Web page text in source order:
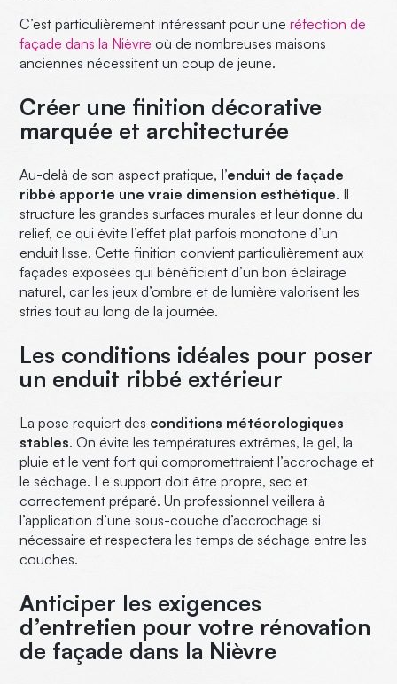
C’est particulièrement intéressant pour uneréfection de
façade dans la Nièvre où de nombreuses maisons
anciennes nécessitent un coup de jeune.
Créer une finition décorative
marquée et architecturée
Au-delà de son aspect pratique, l’enduit de façade
ribbé apporte une vraie dimension esthétique. Il
structure les grandes surfaces murales et leur donne du
relief, ce qui évite l’effet plat parfois monotone d’un
enduit lisse. Cette finition convient particulièrement aux
façades exposées qui bénéficient d’un bon éclairage
naturel, car les jeux d’ombre et de lumière valorisent les
stries tout au long de la journée.
Les conditions idéales pour poser
un enduit ribbé extérieur
La pose requiert des conditions météorologiques
stables. On évite les températures extrêmes, le gel, la
pluie et le vent fort qui compromettraient l’accrochage et
le séchage. Le support doit être propre, sec et
correctement préparé. Un professionnel veillera à
l’application d’une sous-couche d’accrochage si
nécessaire et respectera les temps de séchage entre les
couches.
Anticiper les exigences
d’entretien pour votre rénovation
de façade dans la Nièvre